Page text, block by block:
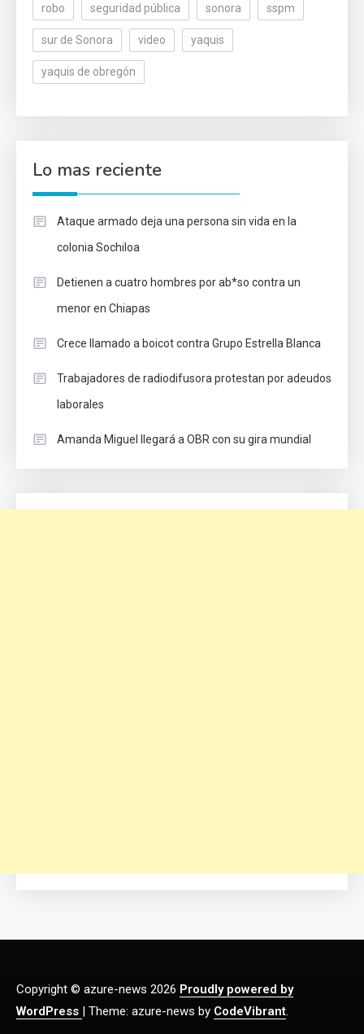
robo seguridad pública sonora sspm
sur de Sonora video yaquis
yaquis de obregón
Lo mas reciente
Ataque armado deja una persona sin vida en la
colonia Sochiloa
Detienen a cuatro hombres por ab*so contra un
menor en Chiapas
Crece llamado a boicot contra Grupo Estrella Blanca
Trabajadores de radiodifusora protestan por adeudos
laborales
Amanda Miguel llegará a OBR con su gira mundial
Copyright © azure-news 2026 Proudly powered by
WordPress | Theme: azure-news by CodeVibrant.